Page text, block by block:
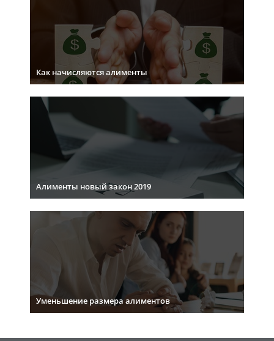
Как начисляются алименты
Алименты новый закон 2019
Уменьшение размера алиментов